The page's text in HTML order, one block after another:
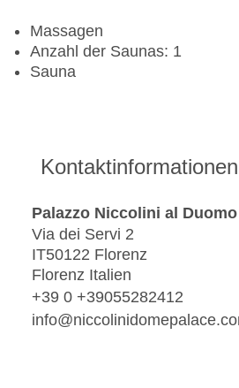
Massagen
Anzahl der Saunas: 1
Sauna
Kontaktinformationen
Palazzo Niccolini al Duomo
Via dei Servi 2
IT50122 Florenz
Florenz Italien
+39 0 +39055282412